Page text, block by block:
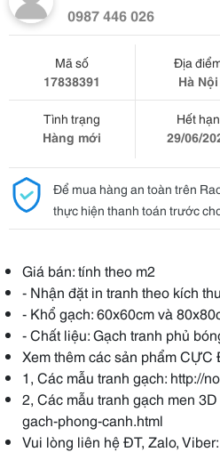
0987 446 026
Mã số
17838391
Địa
Hà Nội
Tình trạng
Hàng mới
Hết hạn
29/06/
Để mua hàng an toàn trên
thực hiện thanh toán trước
Giá bán: tính theo m2
- Nhận đặt in tranh theo kích
- Khổ gạch: 60x60cm và
- Chất liệu: Gạch tranh phủ
Xem thêm các sản phẩm CỰC
1, Các mẫu tranh gạch: http://
2, Các mẫu tranh gạch men
gach-phong-canh.html
Vui lòng liên hệ ĐT, Zalo,